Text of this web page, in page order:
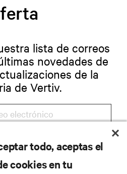
lista de correos
novedades de
de la
de Vertiv.
todo, aceptas el
cookies en tu